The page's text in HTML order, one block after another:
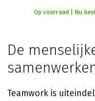
Op voorraad | Nu
De
Teamwork is